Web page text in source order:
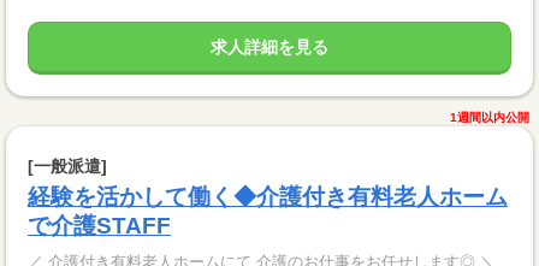
求人詳細を見る
1週間以内公開
[一般派遣]
経験を活かして働く◆介護付き有料老人ホーム
で介護STAFF
／ 介護付き有料老人ホームにて 介護のお仕事をお任せします◎ ＼